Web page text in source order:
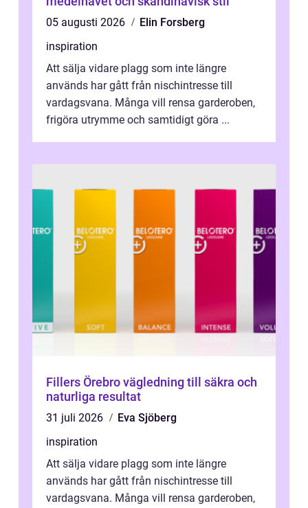
05 augusti 2026
Elin Forsberg
inspiration
Att sälja vidare plagg som inte längre
används har gått från nischintresse till
vardagsvana. Många vill rensa garderoben,
frigöra utrymme och samtidigt göra ...
Fillers Örebro vägledning till säkra och
naturliga resultat
31 juli 2026
Eva Sjöberg
inspiration
Att sälja vidare plagg som inte längre
används har gått från nischintresse till
vardagsvana. Många vill rensa garderoben,